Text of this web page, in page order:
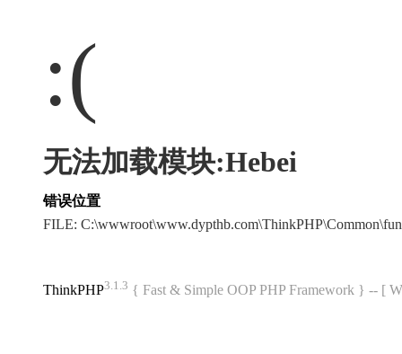
:(
无法加载模块:Hebei
错误位置
FILE:
ThinkPHP3.1.3 { Fast & Simple OOP PHP Framework } -- [